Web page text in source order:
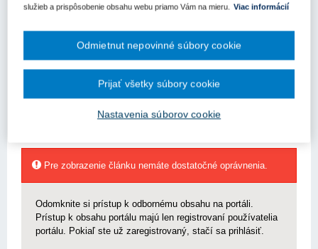
o zmene a doplnení niektorých zákonov v znení neskorších
(ďalej len "ZVO") platí:"Verejný obstarávateľ je povinný
uverejniť v profile súhrnnú správu o zákazkách s nízkymi
hodnotami, ktoré zadal za obdobie kalendárneho štvrťroka do 30
dní po skončení kalendárneho štvrťroka, v ktorej pre každú takúto
zákazku uvedie najmä hodnotu zákazky, predmet zákazky a
identifikáciu dodávateľa. To neplatí, ak ide o zákazky zadávané
Pre zobrazenie článku nemáte dostatočné oprávnenia.
Odomknite si prístup k odbornému obsahu na portáli.
Prístup k obsahu portálu majú len registrovaní používatelia
portálu. Pokiaľ ste už zaregistrovaný, stačí sa prihlásiť.
služieb a prispôsobenie obsahu webu priamo Vám na mieru. Viac informácií
Nastavenia súborov cookie
Odmietnut nepovinné súbory cookie
Prijať všetky súbory cookie